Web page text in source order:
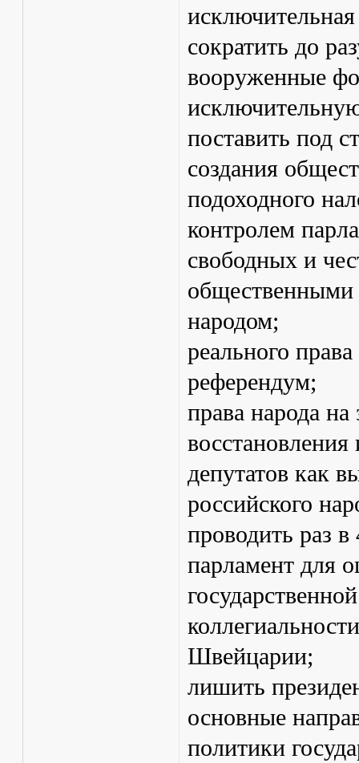
сократить до
вооруженные
поставить под
создания
подоходного
контролем
свободных и
общественными
народом;
реального
референдум;
права народа
восстановления
депутатов как
российского
проводить раз
парламент для
Швейцарии;
лишить
основные
политики